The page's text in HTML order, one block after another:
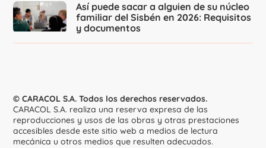
Así puede sacar a alguien de su núcleo
familiar del Sisbén en 2026: Requisitos
y documentos
© CARACOL S.A. Todos los derechos reservados.
CARACOL S.A. realiza una reserva expresa de las
reproducciones y usos de las obras y otras prestaciones
accesibles desde este sitio web a medios de lectura
mecánica u otros medios que resulten adecuados.